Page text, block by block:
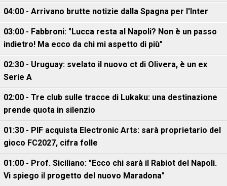
04:00 - Arrivano brutte notizie dalla Spagna per l'Inter
03:00 - Fabbroni: "Lucca resta al Napoli? Non è un passo
indietro! Ma ecco da chi mi aspetto di più"
02:30 - Uruguay: svelato il nuovo ct di Olivera, è un ex
Serie A
02:00 - Tre club sulle tracce di Lukaku: una destinazione
prende quota in silenzio
01:30 - PIF acquista Electronic Arts: sarà proprietario del
gioco FC2027, cifra folle
01:00 - Prof. Siciliano: "Ecco chi sarà il Rabiot del Napoli.
Vi spiego il progetto del nuovo Maradona"